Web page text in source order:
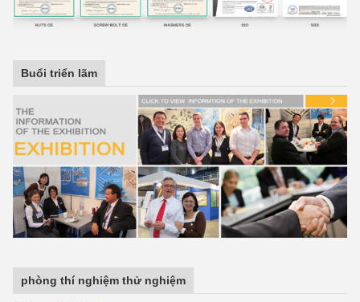
Buổi triển lãm
phòng thí nghiệm thử nghiệm